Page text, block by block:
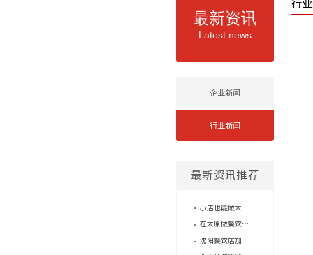
最新资讯
Latest news
企业新闻
行业新闻
最新资讯推荐
小店也能做大生意：长春快餐店品牌加盟如何靠标准化实现轻量化运营？
在太原做餐饮店加盟，口味统一这道坎怎么过？
沈阳餐饮店加盟，怎么判断品牌的供应链是不是“坑”？